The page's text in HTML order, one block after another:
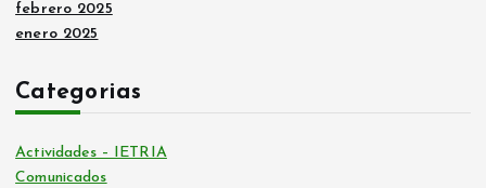
febrero 2025
enero 2025
Categorias
Actividades – IETRIA
Comunicados